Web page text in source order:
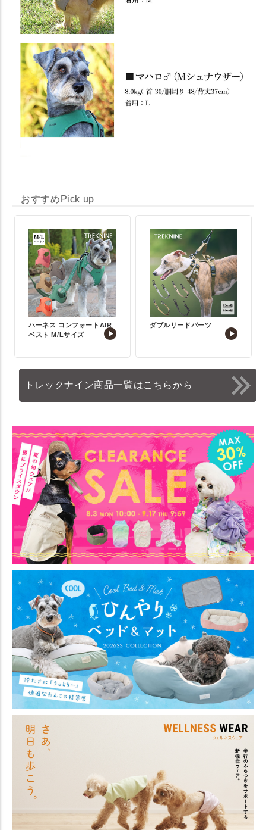
おすすめPick up
ハーネス コンフォートAIR
ベスト M/Lサイズ
ダブルリードパーツ
トレックナイン商品一覧はこちらから